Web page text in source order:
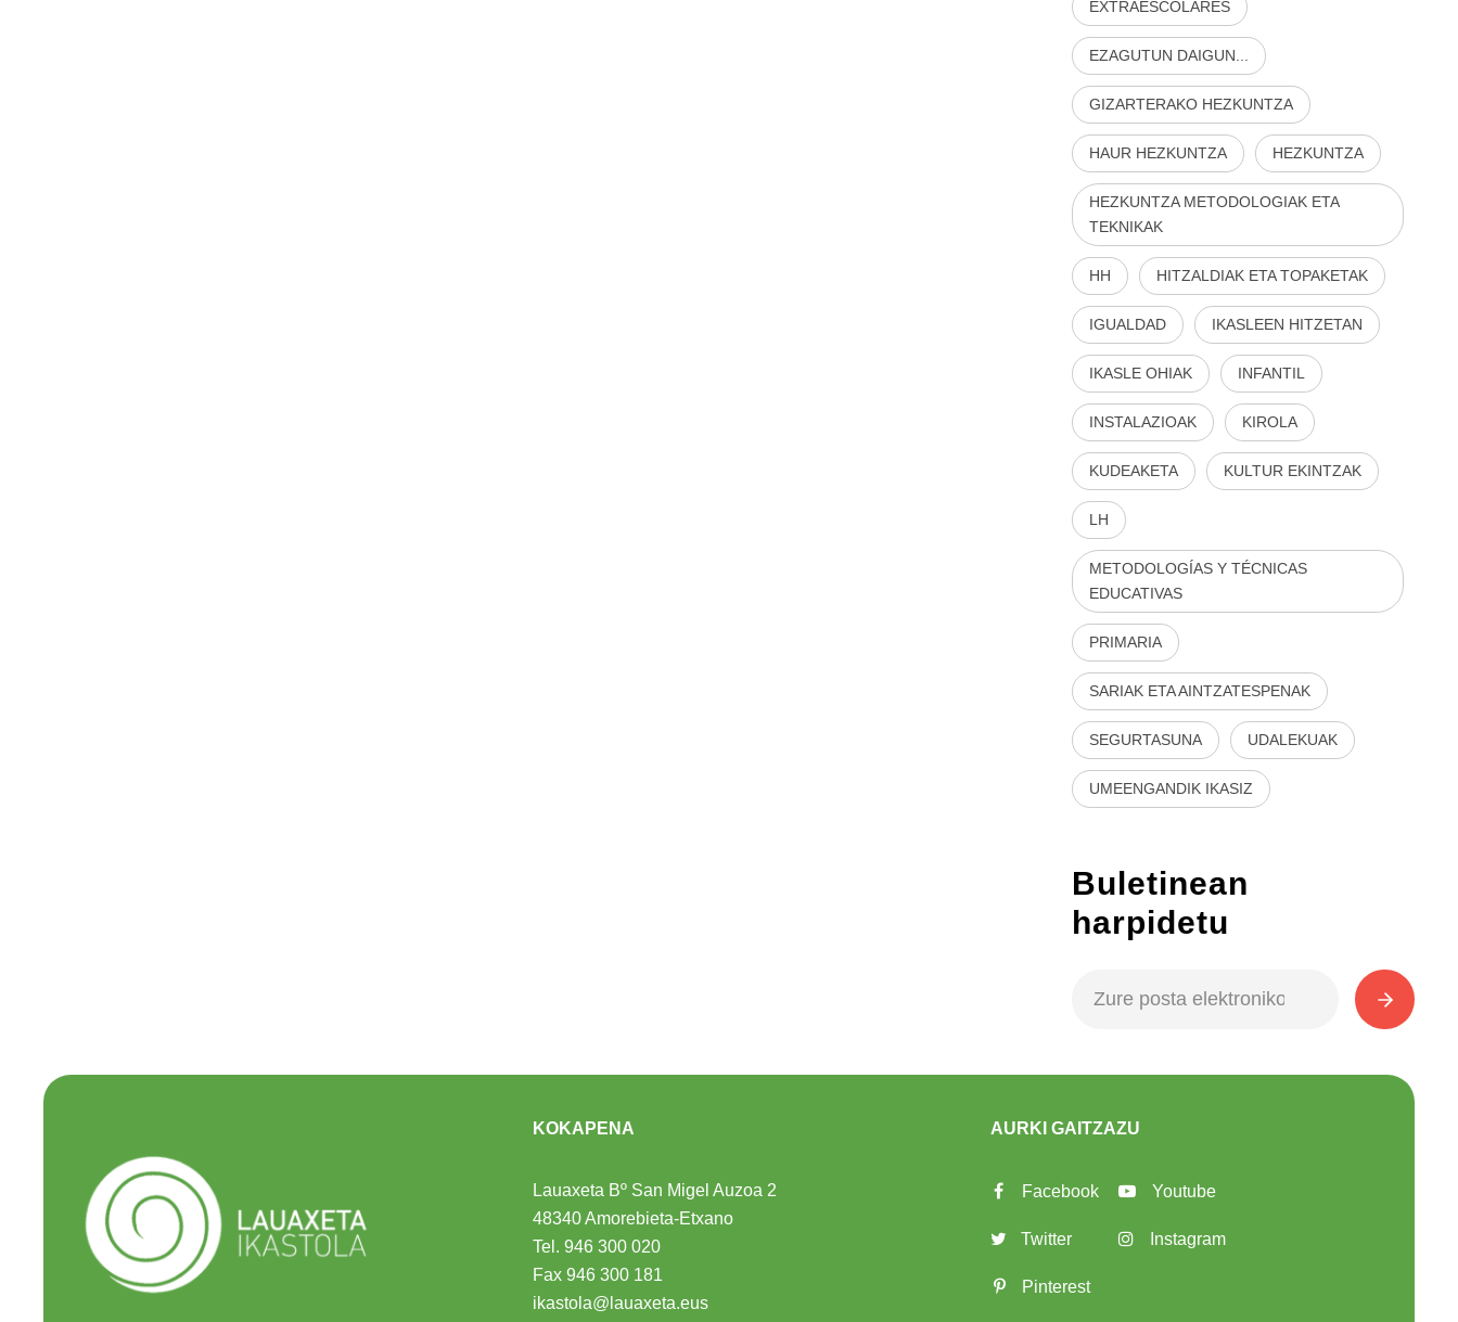
EXTRAESCOLARES
EZAGUTUN DAIGUN...
GIZARTERAKO HEZKUNTZA
HAUR HEZKUNTZA HEZKUNTZA
HEZKUNTZA METODOLOGIAK ETA
TEKNIKAK
HH HITZALDIAK ETA TOPAKETAK
IGUALDAD IKASLEEN HITZETAN
IKASLE OHIAK INFANTIL
INSTALAZIOAK KIROLA
KUDEAKETA KULTUR EKINTZAK
LH
METODOLOGÍAS Y TÉCNICAS
EDUCATIVAS
PRIMARIA
SARIAK ETA AINTZATESPENAK
SEGURTASUNA UDALEKUAK
UMEENGANDIK IKASIZ
Buletinean
harpidetu
KOKAPENA
Lauaxeta Bº San Migel Auzoa 2
48340 Amorebieta-Etxano
Tel.946 300 020
Fax 946 300 181
ikastola@lauaxeta.eus
AURKI GAITZAZU
Facebook
Twitter
Pinterest
Youtube
Instagram